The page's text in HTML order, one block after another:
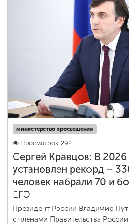
министерство просвещения
Просмотров: 292
Сергей Кравцов: В 2026
установлен рекорд –
человек набрали 70 и
ЕГЭ
Президент России Владимир
с членами Правительства